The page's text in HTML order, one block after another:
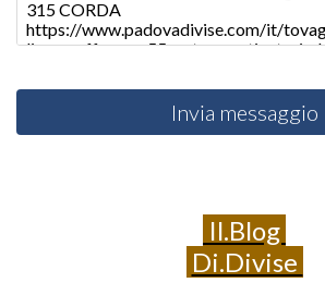
Invia messaggio
Il.Blog
Di.Divise